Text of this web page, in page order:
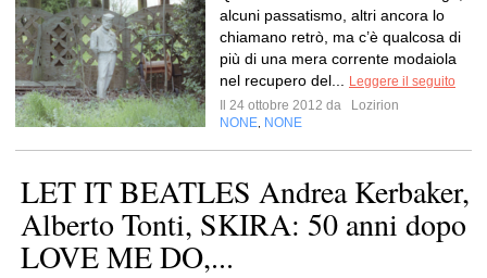
alcuni passatismo, altri ancora lo
chiamano retrò, ma c’è qualcosa di
più di una mera corrente modaiola
nel recupero del...
Leggere il seguito
Il 24 ottobre 2012 da
Lozirion
NONE NONE
LET IT BEATLES Andrea Kerbaker,
Alberto Tonti, SKIRA: 50 anni dopo
LOVE ME DO,...